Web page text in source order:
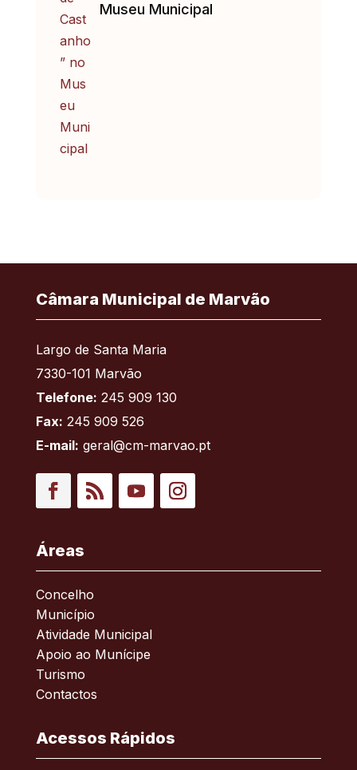
Museu Municipal
Câmara Municipal de Marvão
Largo de Santa Maria
7330-101 Marvão
Telefone: 245 909 130
Fax: 245 909 526
E-mail: geral@cm-marvao.pt
Áreas
Concelho
Município
Atividade Municipal
Apoio ao Munícipe
Turismo
Contactos
Acessos Rápidos